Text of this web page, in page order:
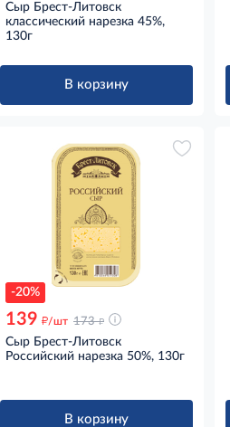
Сыр Брест-Литовск
классический нарезка 45%,
130г
В корзину
-20%
139 д/шт 173 д
Сыр Брест-Литовск
Российский нарезка 50%, 130г
В корзину